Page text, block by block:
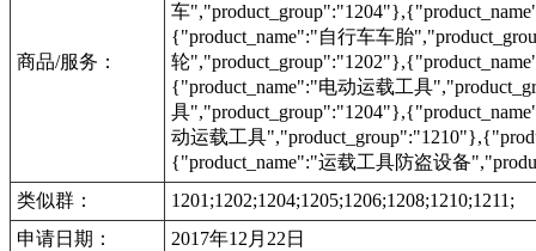
商品/服务：
车
{"product_name":"自行车车胎
轮
{"product_name":"电动运载工具
具
动运载工具
{"product_name":"运载工具防盗设备
类似群：
1201;1202;1204;1205;1206;1208;1210;1211;
申请日期：
2017年12月22日